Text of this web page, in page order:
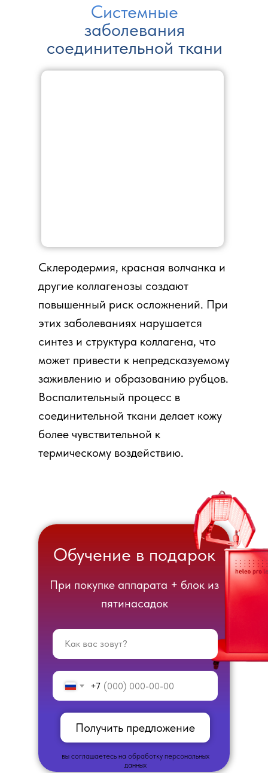
Системные
заболевания
соединительной ткани
Склеродермия, красная волчанка и
другие коллагенозы создают
повышенный риск осложнений. При
этих заболеваниях нарушается
синтез и структура коллагена, что
может привести к непредсказуемому
заживлению и образованию рубцов.
Воспалительный процесс в
соединительной ткани делает кожу
более чувствительной к
термическому воздействию.
Обучение в подарок
При покупке аппарата + блок из
пятинасадок
Как вас зовут?
+7
Получить предложение
вы соглашаетесь на обработку персональных
данных